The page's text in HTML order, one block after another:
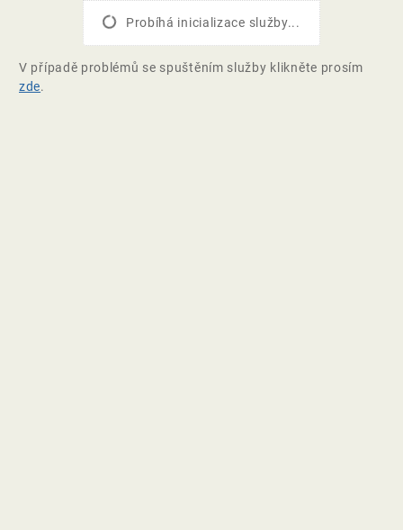
Probíhá inicializace služby...
V případě problémů se spuštěním služby klikněte prosím
zde.